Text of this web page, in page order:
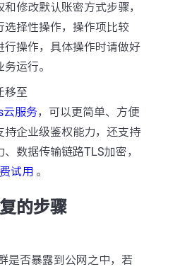
修改默认账密方式步骤，
择性操作，操作项比较
行操作，具体操作时请做好
运行。
移至
云服务，可以更简单、方便
持企业级鉴权能力，还支持
数据传输链路TLS加密，
试用 。
的步骤
是否暴露到公网之中，若